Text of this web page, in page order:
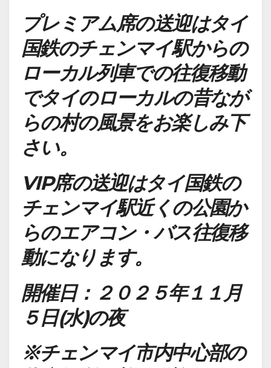
プレミアム席の送迎はタイ
国鉄のチェンマイ駅からの
ローカル列車での往復移動
でタイのローカルの昔なが
らの村の風景をお楽しみ下
さい。
VIP席の送迎はタイ国鉄の
チェンマイ駅近くの公園か
らのエアコン・バス往復移
動になります。
開催日：２０２５年１１月
５日(水)の夜
※チェンマイ市内中心部の